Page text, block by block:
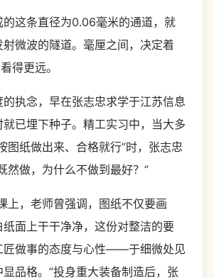
这条直径为0.06毫米的通道，就
微波的隧道。毫厘之间，决定着
得更远。
念，早在张志忠求学于江苏信息
已埋下种子。精工实习中，当大多
图纸做出来、合格就行”时，张志忠
然做，为什么不做到最好？”
，老师曾强调，图纸不仅要画
面上干干净净，这份对整洁的要
匠做事的态度与心性——于细微处见
品格。”投身重大装备制造后，张